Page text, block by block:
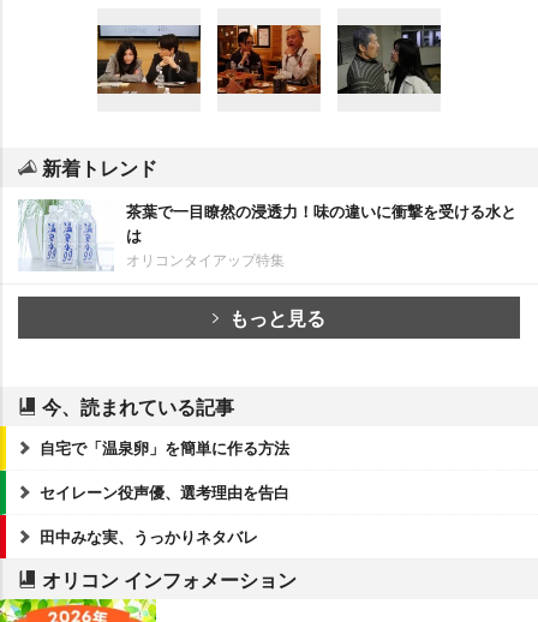
新着トレンド
茶葉で一目瞭然の浸透力！味の違いに衝撃を受ける水と
は
オリコンタイアップ特集
もっと見る
今、読まれている記事
自宅で「温泉卵」を簡単に作る方法
セイレーン役声優、選考理由を告白
田中みな実、うっかりネタバレ
オリコン インフォメーション